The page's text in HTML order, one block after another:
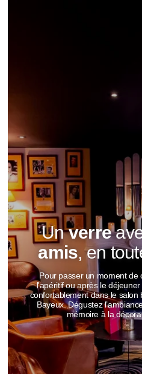
Unverre
amis, en
Pour passer un moment de
l'apéritif ou après le
confortablement dans le salon
Bayeux. Dégustez
mémoire à la